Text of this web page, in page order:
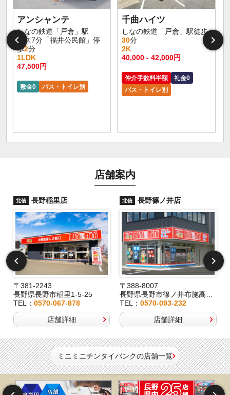
アンシャンテ
しなの鉄道「戸倉」駅
バス7分「福井公民館」停
歩2分
1LDK
47,500円
敷金0 バス・トイレ別
千曲ハイツ
しなの鉄道「戸倉」駅徒歩
30分
2K
40,000 - 42,000円
仲介手数料半額
礼金0
バス・トイレ別
店舗案内
北信 長野稲里店
〒381-2243
長野県長野市稲里1-5-25
TEL：0570-067-878
店舗詳細
北信 長野篠ノ井店
〒388-8007
長野県長野市篠ノ井布施高田407-8
TEL：0570-093-232
店舗詳細
ミニミニチンタイバンクの店舗一覧